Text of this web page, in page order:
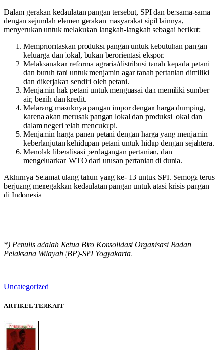
Dalam gerakan kedaulatan pangan tersebut, SPI dan bersama-sama
dengan sejumlah elemen gerakan masyarakat sipil lainnya,
menyerukan untuk melakukan langkah-langkah sebagai berikut:
Memprioritaskan produksi pangan untuk kebutuhan pangan
keluarga dan lokal, bukan berorientasi ekspor.
Melaksanakan reforma agraria/distribusi tanah kepada petani
dan buruh tani untuk menjamin agar tanah pertanian dimiliki
dan dikerjakan sendiri oleh petani.
Menjamin hak petani untuk menguasai dan memiliki sumber
air, benih dan kredit.
Melarang masuknya pangan impor dengan harga dumping,
karena akan merusak pangan lokal dan produksi lokal dan
dalam negeri telah mencukupi.
Menjamin harga panen petani dengan harga yang menjamin
keberlanjutan kehidupan petani untuk hidup dengan sejahtera.
Menolak liberalisasi perdagangan pertanian, dan
mengeluarkan WTO dari urusan pertanian di dunia.
Akhirnya Selamat ulang tahun yang ke- 13 untuk SPI. Semoga terus
berjuang menegakkan kedaulatan pangan untuk atasi krisis pangan
di Indonesia.
*) Penulis adalah Ketua Biro Konsolidasi Organisasi Badan
Pelaksana Wilayah (BP)-SPI Yogyakarta.
Uncategorized
ARTIKEL TERKAIT